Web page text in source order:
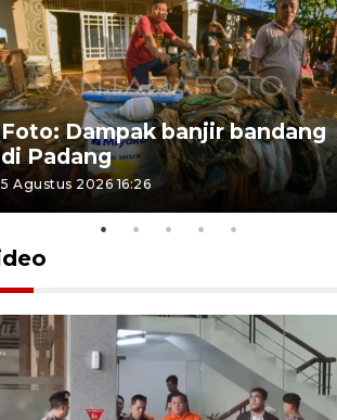
Foto: Dampak banjir bandang
di Padang
5 Agustus 2026 16:26